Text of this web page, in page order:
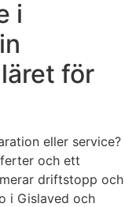
i
för
eller service?
och ett
driftstopp och
i Gislaved och